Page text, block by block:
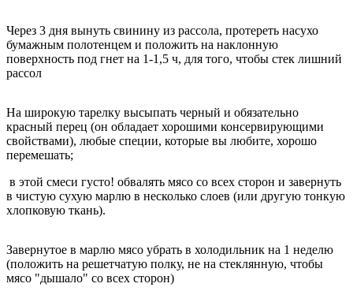
Через 3 дня вынуть свинину из рассола, протереть насухо
бумажным полотенцем и положить на наклонную
поверхность под гнет на 1-1,5 ч, для того, чтобы стек лишний
рассол
На широкую тарелку высыпать черный и обязательно
красный перец (он обладает хорошими консервирующими
свойствами), любые специи, которые вы любите, хорошо
перемешать;
в этой смеси густо! обвалять мясо со всех сторон и завернуть
в чистую сухую марлю в несколько слоев (или другую тонкую
хлопковую ткань).
Завернутое в марлю мясо убрать в холодильник на 1 неделю
(положить на решетчатую полку, не на стеклянную, чтобы
мясо "дышало" со всех сторон)